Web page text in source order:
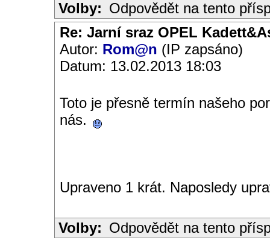
Volby: Odpovědět na tento
Re: Jarní sraz OPEL
Autor: Rom@n (IP zapsáno)
Datum: 13.02.2013 18:03
Toto je přesně termín našeho
nás.
Upraveno 1 krát. Naposledy
Volby: Odpovědět na tento